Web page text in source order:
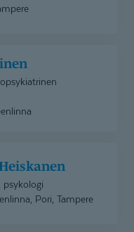
psykologi
Pori, Tampere